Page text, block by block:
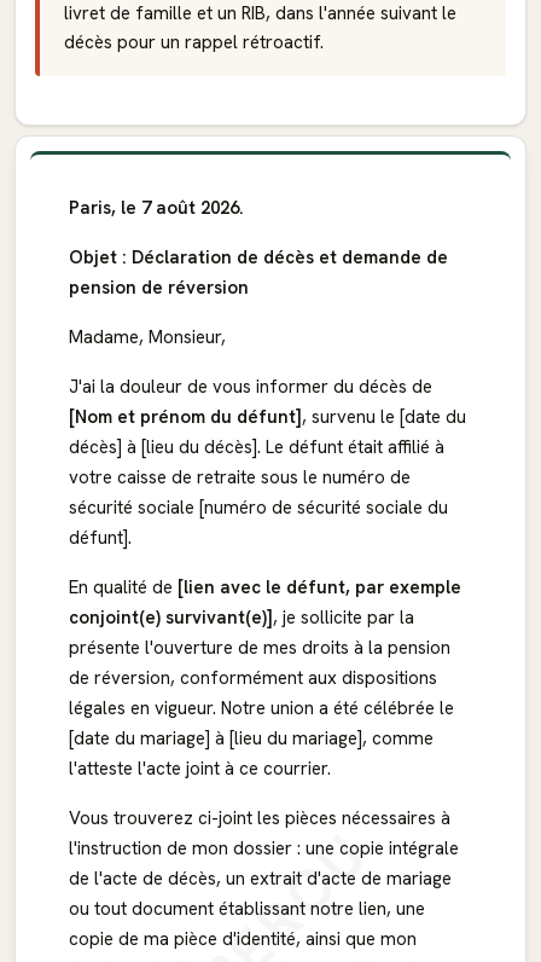
livret de famille et un RIB, dans l'année suivant le
décès pour un rappel rétroactif.
Paris, le 7 août 2026.
Objet : Déclaration de décès et demande de
pension de réversion
Madame, Monsieur,
J'ai la douleur de vous informer du décès de
[Nom et prénom du défunt], survenu le [date du
décès] à [lieu du décès]. Le défunt était affilié à
votre caisse de retraite sous le numéro de
sécurité sociale [numéro de sécurité sociale du
défunt].
En qualité de [lien avec le défunt, par exemple
conjoint(e) survivant(e)], je sollicite par la
présente l'ouverture de mes droits à la pension
de réversion, conformément aux dispositions
légales en vigueur. Notre union a été célébrée le
[date du mariage] à [lieu du mariage], comme
l'atteste l'acte joint à ce courrier.
Vous trouverez ci-joint les pièces nécessaires à
l'instruction de mon dossier : une copie intégrale
de l'acte de décès, un extrait d'acte de mariage
ou tout document établissant notre lien, une
copie de ma pièce d'identité, ainsi que mon